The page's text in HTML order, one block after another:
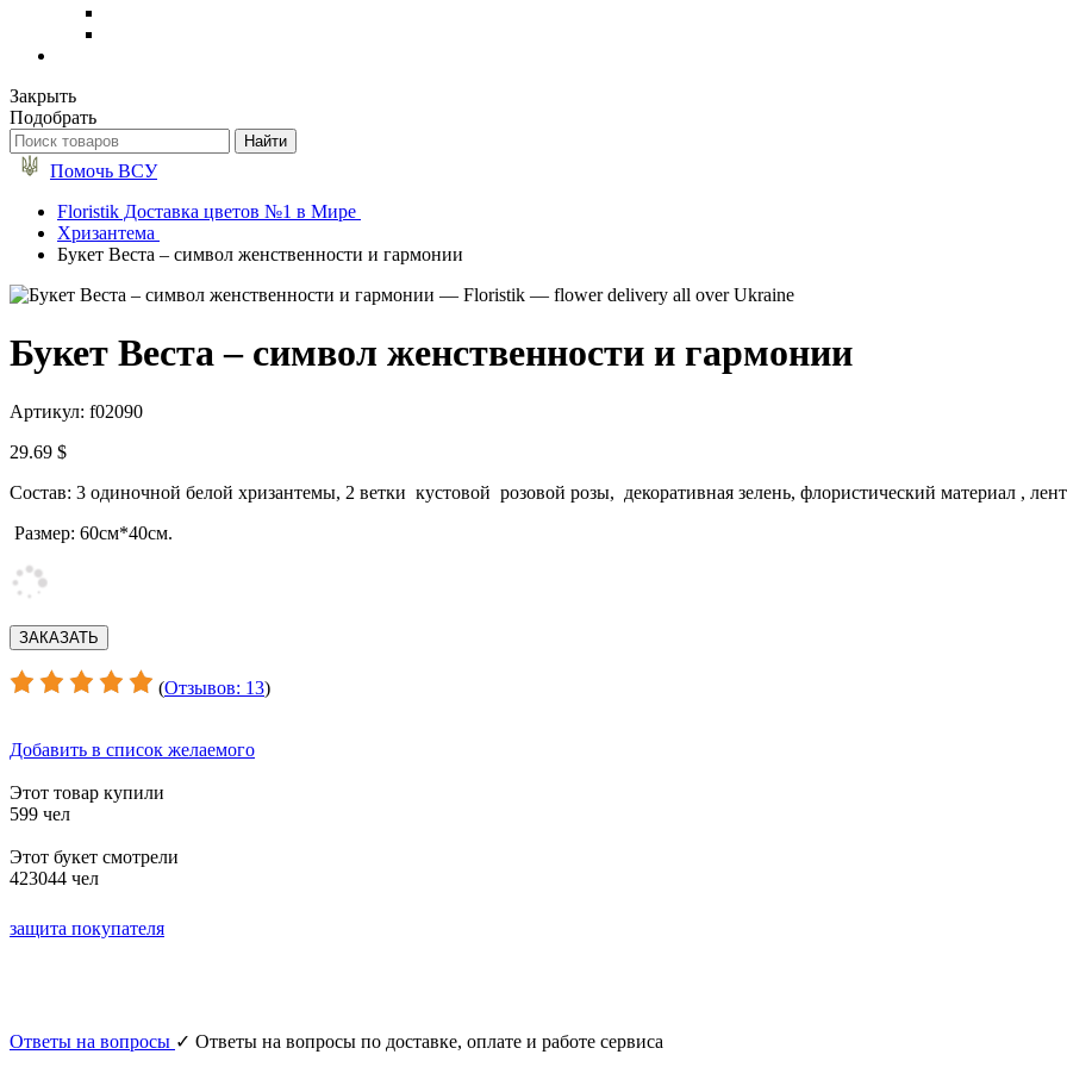
Закрыть
Подобрать
Помочь ВСУ
Floristik Доставка цветов №1 в Мире
Хризантема
Букет Веста – символ женственности и гармонии
Букет Веста – символ женственности и гармонии
Артикул: f02090
29.69 $
Состав: 3 одиночной белой хризантемы, 2 ветки кустовой розовой розы, декоративная зелень, флористический материал ,
Размер: 60см*40см.
(Отзывов: 13)
Добавить в список желаемого
Этот товар купили
599 чел
Этот букет смотрели
423044 чел
защита покупателя
Ответы на вопросы ✓ Ответы на вопросы по доставке, оплате и работе сервиса